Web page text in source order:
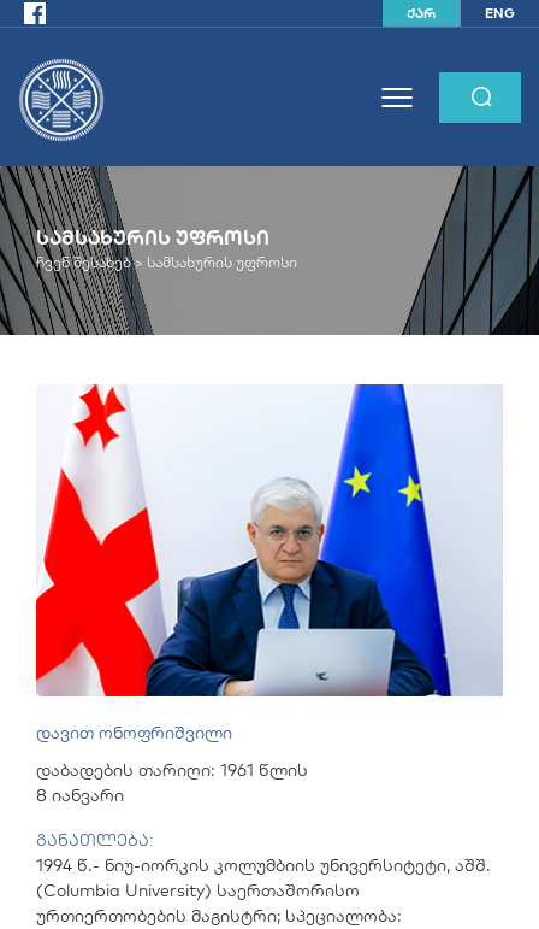
ქარ ENG
ᲡᲐᲛᲡᲐᲮᲣᲠᲘᲡ ᲣᲤᲠᲝᲡᲘ
ჩვენ შესახებ> სამსახურის უფროსი
დავით ონოფრიშვილი
დაბადების თარიღი: 1961 წლის
8 იანვარი
განათლება:
1994 წ.- ნიუ-იორკის კოლუმბიის უნივერსიტეტი, აშშ.
(Columbia University) საერთაშორისო
ურთიერთობების მაგისტრი; სპეციალობა: